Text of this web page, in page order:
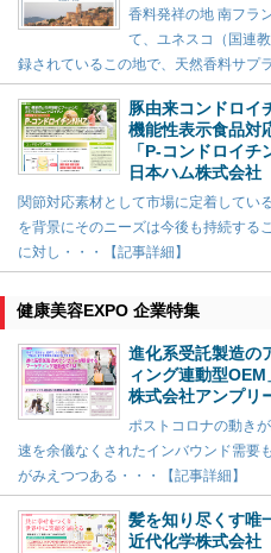
香料発祥の地 南フラ
て、ユネスコ（国連
録されているこの地で、天然香料サプ
豚由来コンドロイ
機能性表示食品対
「P-コンドロイチ
日本ハム株式会社
関節対応素材として市場に定着してい
を背景にそのニーズは今後も持続する
に対し・・・【記事詳細】
健康美容EXPO 企業特集
進化系受託製造の
ィング連動型OEM
株式会社アンプリ
ポストコロナの動き
速を余儀なくされたインバウンド需要
がみえつつある・・・【記事詳細】
髪を知り尽くす唯
近代化学株式会社